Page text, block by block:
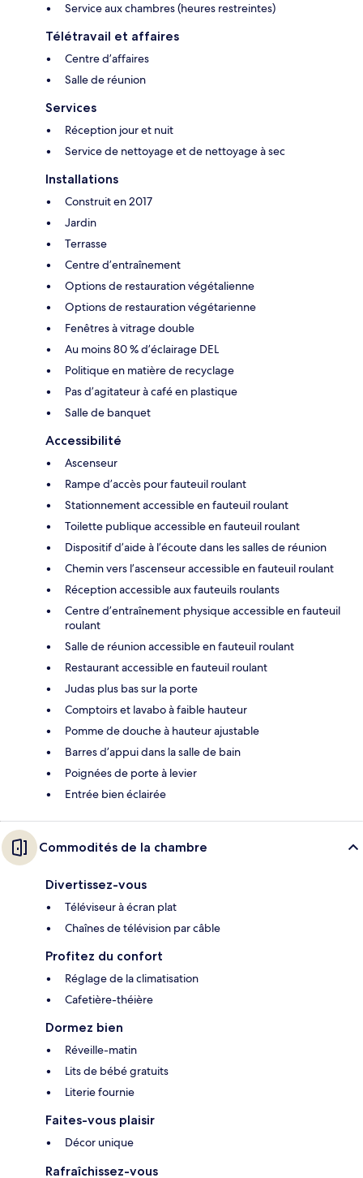
Service aux chambres (heures restreintes)
Télétravail et affaires
Centre d’affaires
Salle de réunion
Services
Réception jour et nuit
Service de nettoyage et de nettoyage à sec
Installations
Construit en 2017
Jardin
Terrasse
Centre d’entraînement
Options de restauration végétalienne
Options de restauration végétarienne
Fenêtres à vitrage double
Au moins 80 % d’éclairage DEL
Politique en matière de recyclage
Pas d’agitateur à café en plastique
Salle de banquet
Accessibilité
Ascenseur
Rampe d’accès pour fauteuil roulant
Stationnement accessible en fauteuil roulant
Toilette publique accessible en fauteuil roulant
Dispositif d’aide à l’écoute dans les salles de réunion
Chemin vers l’ascenseur accessible en fauteuil roulant
Réception accessible aux fauteuils roulants
Centre d’entraînement physique accessible en fauteuil
roulant
Salle de réunion accessible en fauteuil roulant
Restaurant accessible en fauteuil roulant
Judas plus bas sur la porte
Comptoirs et lavabo à faible hauteur
Pomme de douche à hauteur ajustable
Barres d’appui dans la salle de bain
Poignées de porte à levier
Entrée bien éclairée
Commodités de la chambre
Divertissez-vous
Téléviseur à écran plat
Chaînes de télévision par câble
Profitez du confort
Réglage de la climatisation
Cafetière-théière
Dormez bien
Réveille-matin
Lits de bébé gratuits
Literie fournie
Faites-vous plaisir
Décor unique
Rafraîchissez-vous